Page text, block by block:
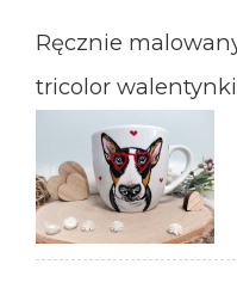
Ręcznie
tricolor walentynki